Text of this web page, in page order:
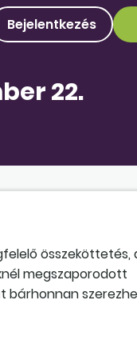
Bejelentkezés
22.
összeköttetés,
megszaporodott
bárhonnan